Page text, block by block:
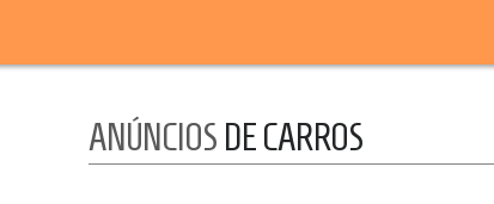
ANÚNCIOS DE CARROS